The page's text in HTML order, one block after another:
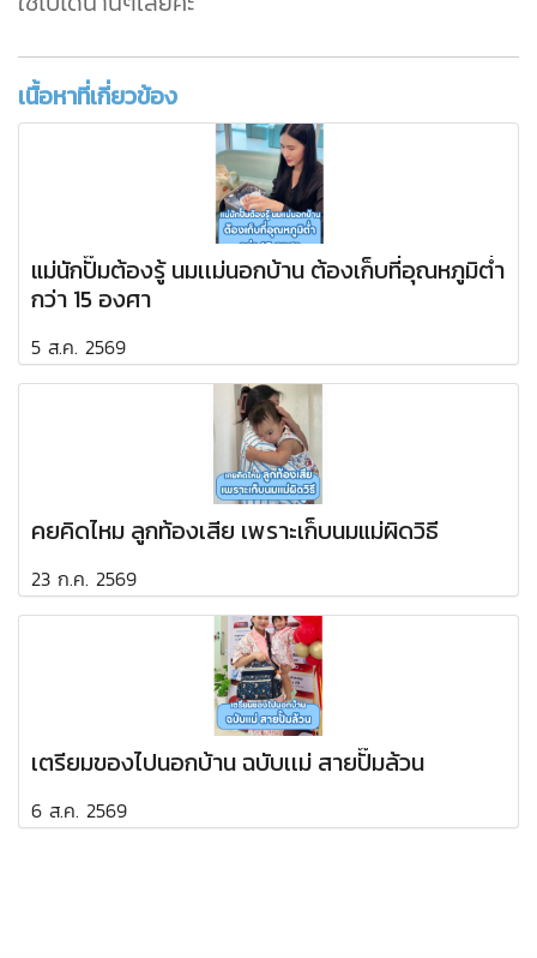
เนื้อหาที่เกี่ยวข้อง
แม่นักปั๊มต้องรู้ นมเเม่นอกบ้าน ต้องเก็บที่อุณหภูมิต่ำ
กว่า 15 องศา
5 ส.ค. 2569
คยคิดไหม ลูกท้องเสีย เพราะเก็บนมแม่ผิดวิธี
23 ก.ค. 2569
เตรียมของไปนอกบ้าน ฉบับเเม่ สายปั๊มล้วน
6 ส.ค. 2569